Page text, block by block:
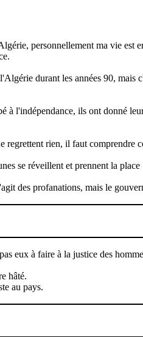
personnellement ma vie
durant les années 90,
à l'indépendance, ils ont donné
regrettent rien, il faut comprendre
se réveillent et prennent la place
des profanations, mais le
eux à faire à la justice des
hâté.
au pays.